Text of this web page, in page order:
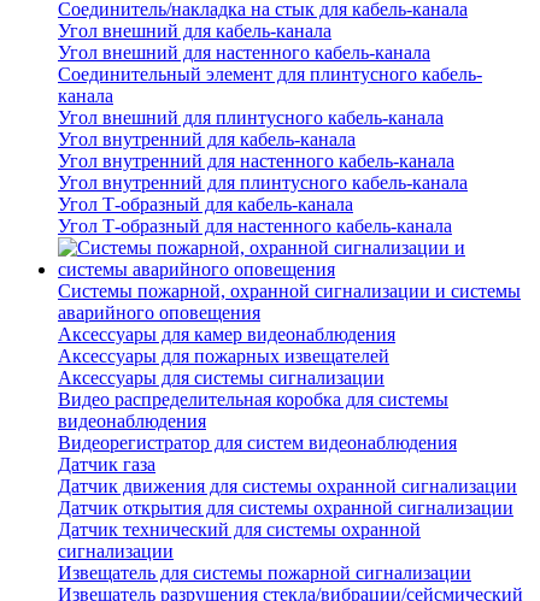
Соединитель/накладка на стык для кабель-канала
Угол внешний для кабель-канала
Угол внешний для настенного кабель-канала
Соединительный элемент для плинтусного кабель-
канала
Угол внешний для плинтусного кабель-канала
Угол внутренний для кабель-канала
Угол внутренний для настенного кабель-канала
Угол внутренний для плинтусного кабель-канала
Угол Т-образный для кабель-канала
Угол Т-образный для настенного кабель-канала
Системы пожарной, охранной сигнализации и системы
аварийного оповещения
Аксессуары для камер видеонаблюдения
Аксессуары для пожарных извещателей
Аксессуары для системы сигнализации
Видео распределительная коробка для системы
видеонаблюдения
Видеорегистратор для систем видеонаблюдения
Датчик газа
Датчик движения для системы охранной сигнализации
Датчик открытия для системы охранной сигнализации
Датчик технический для системы охранной
сигнализации
Извещатель для системы пожарной сигнализации
Извещатель разрушения стекла/вибрации/сейсмический